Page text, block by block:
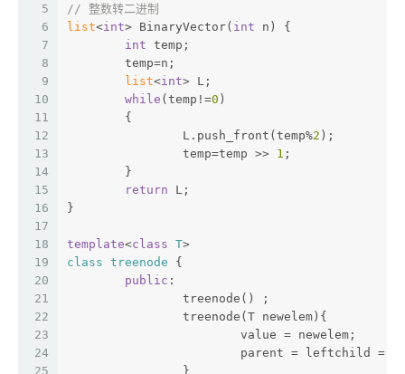
5
6
7
8
9
10
11
12
13
14
15
16
17
18
19
20
21
22
23
24
25
// 整数转二进制
list<int> BinaryVector( int n) {
int temp;
	temp=n;
list<int> L;
while (temp!=0 )
	{
		L.push_front(temp%
2 );
		temp=temp >>
1 ;
	}
return L;
}
template<class T>
class treenode {
public :
		treenode() ;
		treenode(T newelem){
			value = newelem;
parent = leftchild =
		}